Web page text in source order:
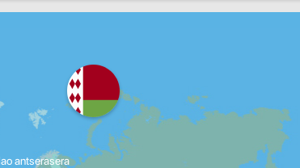
antserasera